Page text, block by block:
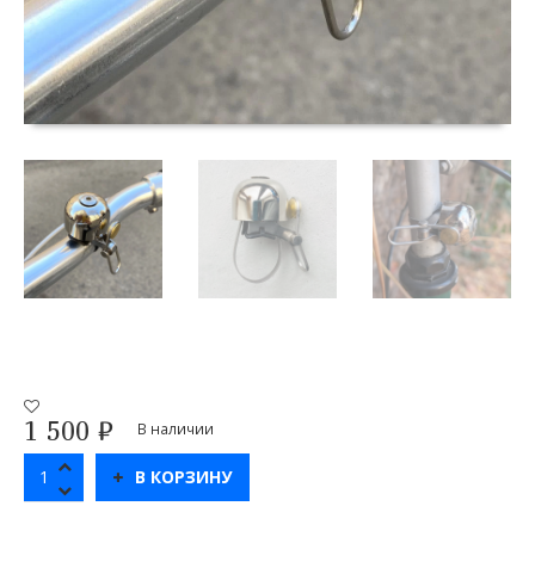
1 500 ₽ В наличии
В КОРЗИНУ